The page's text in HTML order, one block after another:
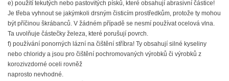
e) použití tekutých nebo pastovitých písků, které obsahují abrasivní částice!
Je třeba vyhnout se jakýmkoli drsným čisticím prostředkům, protože ty mohou
být příčinou škrábanců. V žádném případě se nesmí používat ocelová vlna.
Ta uvolňuje částečky železa, které porušují povrch.
f) používání ponorných lázní na čištění stříbra! Ty obsahují silné kyseliny
nebo chloridy a jsou pro čištění pochromovaných výrobků či výrobků z
korozivzdorné oceli rovněž
naprosto nevhodné.